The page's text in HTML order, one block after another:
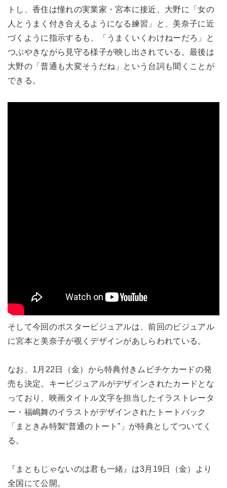
トし、香住は憧れの実業家・宮本に接近、大野に「女の
人とうまく付き合えるようになる練習」と、美奈子に近
づくように指示するも、「うまくいくわけねーだろ」と
つぶやきながら見守る様子が映し出されている。最後は
大野の「普通も大変そうだね」という台詞も聞くことが
できる。
そして今回のポスタービジュアルは、前回のビジュアル
に宮本と美奈子が覗くデザインがあしらわれている。
なお、1月22日（金）から特典付きムビチケカードの発
売も決定。キービジュアルがデザインされたカードとな
っており、映画タイトル文字を担当したイラストレータ
ー・福嶋舞のイラストがデザインされたトートバック
「まときみ特製“普通のトート”」が特典としてついてく
る。
『まともじゃないのは君も一緒』は3月19日（金）より
全国にて公開。